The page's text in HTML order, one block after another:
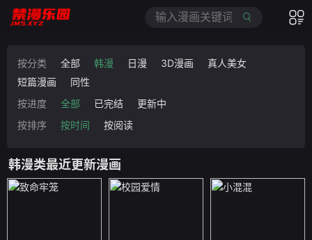
按分类 全部 韩漫 日漫 3D漫画
真人美女
短篇漫画
同性
按进度
全部 已完结
更新中
按排序
按时间 按阅读
韩漫类最近更新漫画